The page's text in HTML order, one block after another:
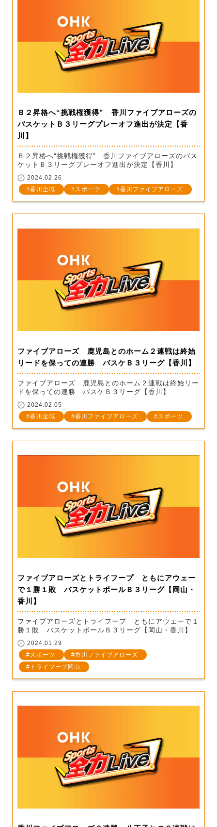
Ｂ２昇格へ“挑戦権獲得” 香川ファイブアローズの
バスケットＢ３リーグプレーオフ進出が決定【香
川】
Ｂ２昇格へ“挑戦権獲得” 香川ファイブアローズのバス
ケットＢ３リーグプレーオフ進出が決定【香川】
2024.02.26
香川全域
スポーツ 香川ファイブアローズ
ファイブアローズ 鹿児島とのホーム２連戦は終始
リードを保っての連勝 バスケＢ３リーグ【香川】
ファイブアローズ 鹿児島とのホーム２連戦は終始リー
ドを保っての連勝 バスケＢ３リーグ【香川】
2024.02.05
香川全域
香川ファイブアローズ スポーツ
ファイブアローズとトライフープ ともにアウェー
で１勝１敗 バスケットボールＢ３リーグ【岡山・
香川】
ファイブアローズとトライフープ ともにアウェーで１
勝１敗 バスケットボールＢ３リーグ【岡山・香川】
2024.01.29
スポーツ
香川ファイブアローズ
トライフープ岡山